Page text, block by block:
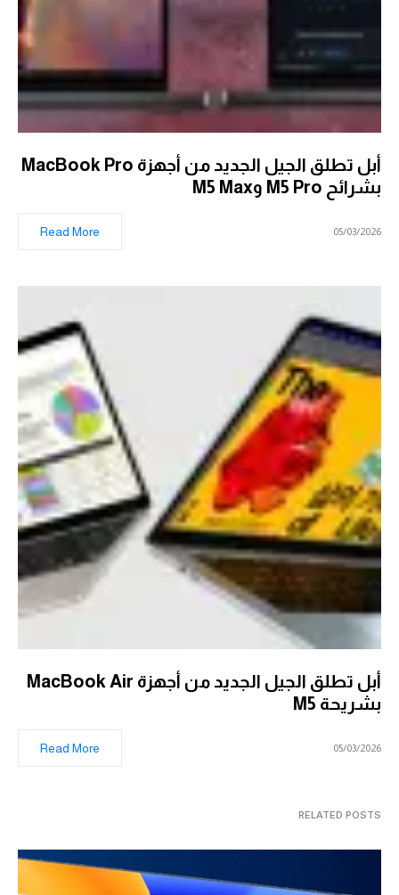
أبل تطلق الجيل الجديد من أجهزة MacBook Pro
بشرائح M5 Pro وM5 Max
05/03/2026
Read More
أبل تطلق الجيل الجديد من أجهزة MacBook Air
بشريحة M5
05/03/2026
Read More
RELATED POSTS